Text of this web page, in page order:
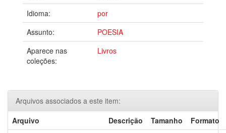
Idioma:
por
Assunto:
POESIA
Aparece nas
coleções:
Livros
Arquivos associados a este item:
Arquivo
Descrição Tamanho
Formato